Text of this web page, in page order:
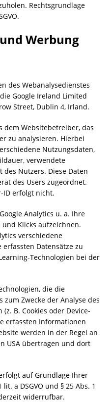
Rechtsgrundlage
Werbung
des Webanalysedienstes
Google Ireland Limited
Street, Dublin 4, Irland.
dem Websitebetreiber, das
zu analysieren. Hierbei
Nutzungsdaten,
verwendete
Nutzers. Diese Daten
des Users zugeordnet.
ID erfolgt nicht.
Analytics u. a. Ihre
Klicks aufzeichnen.
verschiedene
Datensätze zu
Technologien bei der
die die
Zwecke der Analyse des
B. Cookies oder Device-
erfassten Informationen
werden in der Regel an
USA übertragen und dort
auf Grundlage Ihrer
a DSGVO und § 25 Abs. 1
widerrufbar.